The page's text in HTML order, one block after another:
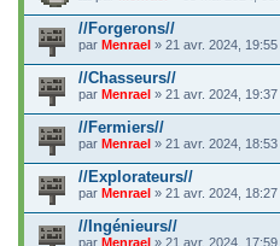
a
g
e
s
o
n
d
a
g
e
t
u
n
o
n
d
a
g
e
o
t
i
e
n
t
u
n
o
n
d
a
g
e
j
e
t
o
n
t
i
e
n
t
u
n
o
n
C
e
s
u
j
e
t
o
t
i
e
n
t
u
n
//Forgerons//
par Menrael » 21 avr. 2024, 19:55
//Chasseurs//
par Menrael » 21 avr. 2024, 19:37
//Fermiers//
par Menrael » 21 avr. 2024, 18:53
//Explorateurs//
par Menrael » 21 avr. 2024, 18:27
//Ingénieurs//
par Menrael » 21 avr. 2024, 17:59